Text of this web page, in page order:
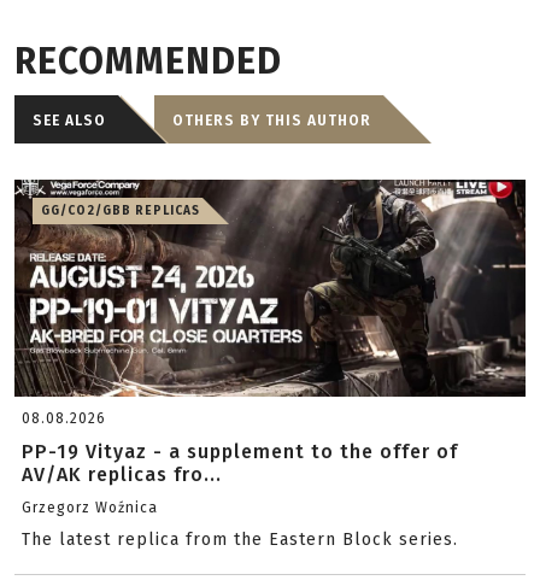
RECOMMENDED
SEE ALSO OTHERS BY THIS AUTHOR
GG/CO2/GBB REPLICAS
08.08.2026
PP-19 Vityaz - a supplement to the offer of
AV/AK replicas fro...
Grzegorz Woźnica
The latest replica from the Eastern Block series.